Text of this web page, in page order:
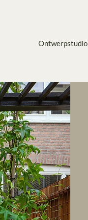
Ontwerpstudio